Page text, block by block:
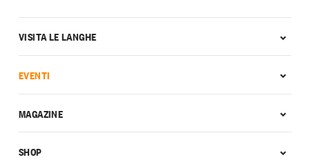
VISITA LE LANGHE
EVENTI
MAGAZINE
SHOP